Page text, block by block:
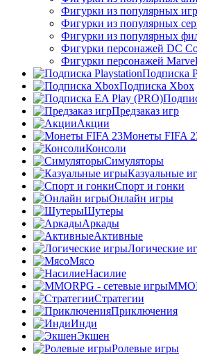
Фигурки из популярных
Фигурки из популярных
Фигурки из популярных
Фигурки персонажей DC
Фигурки персонажей
Подписка
Подписка Xbox
Предзаказ игр
Акции
Монеты FIFA
Консоли
Симуляторы
Казуальные
Спорт и гонки
Онлайн игры
Шутеры
Аркады
Активные
Логические
Мясо
Насилие
Стратегии
Приключения
Инди
Экшен
Ролевые игры